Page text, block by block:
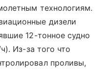
технологиям.
дизели
12-тонное судно
Из-за того что
проливы,